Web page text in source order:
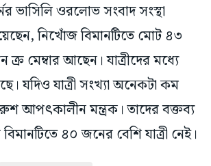
ভাসিলি ওরলোভ সংবাদ সংস্থা
নিখোঁজ বিমানটিতে মোট ৪৩
ক্র মেম্বার আছেন। যাত্রীদের মধ্যে
যদিও যাত্রী সংখ্যা অনেকটা কম
আপৎকালীন মন্ত্রক। তাদের বক্তব্য
৪০ জনের বেশি যাত্রী নেই।